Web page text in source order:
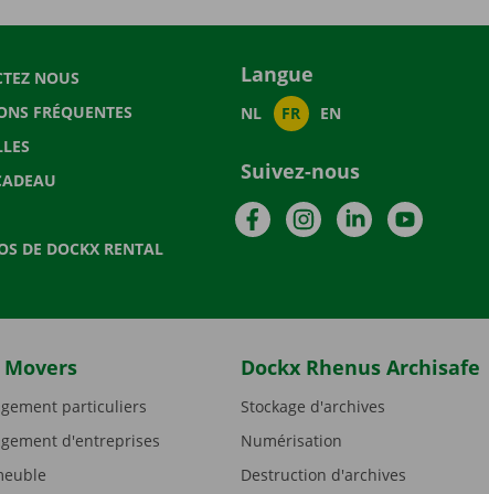
NOUS
FRÉQUENTES
DE DOCKX RENTAL
Langue
NL FR EN
Suivez-nous
FacebookInstagramLinkedInYouTube
Movers
particuliers
d'entreprises
Dockx Rhenus Archisafe
Stockage d'archives
Numérisation
Destruction d'archives